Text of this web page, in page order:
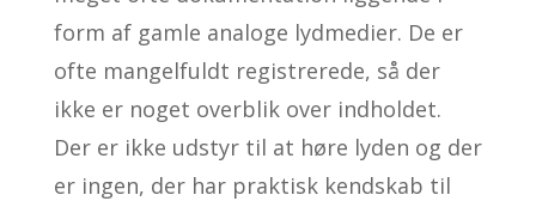
form af gamle analoge lydmedier. De er
ofte mangelfuldt registrerede, så der
ikke er noget overblik over indholdet.
Der er ikke udstyr til at høre lyden og der
er ingen, der har praktisk kendskab til